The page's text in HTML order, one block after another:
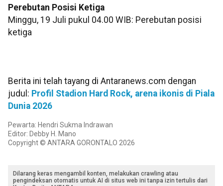
Perebutan Posisi Ketiga
Minggu, 19 Juli pukul 04.00 WIB: Perebutan posisi
ketiga
Berita ini telah tayang di Antaranews.com dengan
judul: Profil Stadion Hard Rock, arena ikonis di Piala
Dunia 2026
Pewarta: Hendri Sukma Indrawan
Editor: Debby H. Mano
Copyright © ANTARA GORONTALO 2026
Dilarang keras mengambil konten, melakukan crawling atau
pengindeksan otomatis untuk AI di situs web ini tanpa izin tertulis dari